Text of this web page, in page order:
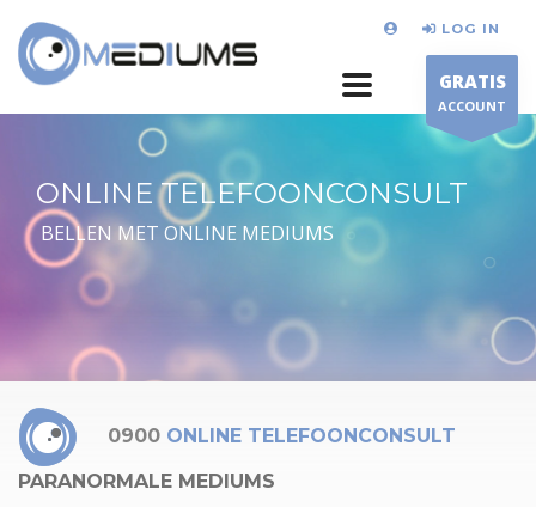
LOG IN
GRATIS
ACCOUNT
ONLINE TELEFOONCONSULT
BELLEN MET ONLINE MEDIUMS
0900 ONLINE TELEFOONCONSULT
PARANORMALE MEDIUMS